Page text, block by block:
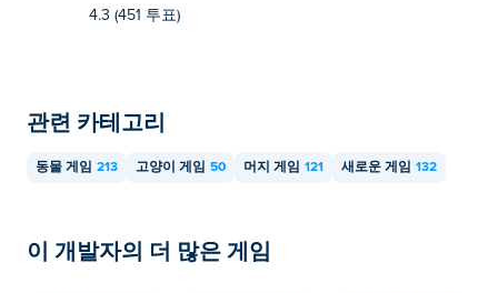
4.3 (451 투표)
관련 카테고리
동물 게임 213 고양이 게임 50 머지 게임 121 새로운 게임 132
이 개발자의 더 많은 게임